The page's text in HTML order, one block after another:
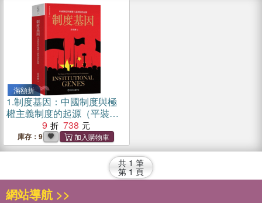
滿額折
1.制度基因：中國制度與極
權主義制度的起源（平裝
9 738
庫存：9
共 1 筆
第 1 頁
網站導航 >>